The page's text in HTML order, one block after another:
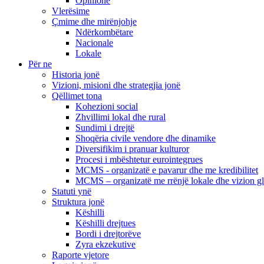
Vlerësime
Çmime dhe mirënjohje
Ndërkombëtare
Nacionale
Lokale
Për ne
Historia jonë
Vizioni, misioni dhe strategjia jonë
Qëllimet tona
Kohezioni social
Zhvillimi lokal dhe rural
Sundimi i drejtë
Shoqëria civile vendore dhe dinamike
Diversifikim i pranuar kulturor
Procesi i mbështetur eurointegrues
MCMS - organizatë e pavarur dhe me kredibilitet
MCMS – organizatë me rrënjë lokale dhe vizion
Statuti ynë
Struktura jonë
Këshilli
Këshilli drejtues
Bordi i drejtorëve
Zyra ekzekutive
Raporte vjetore